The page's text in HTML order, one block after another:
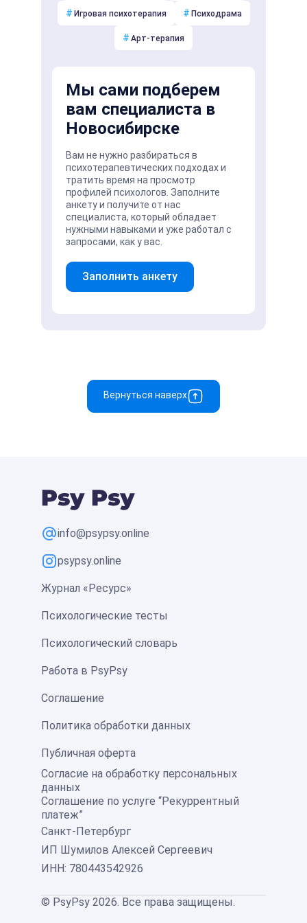
# Игровая психотерапия # Психодрама
# Арт-терапия
Мы сами подберем
вам специалиста в
Новосибирске
Вам не нужно разбираться в
психотерапевтических подходах и
тратить время на просмотр
профилей психологов. Заполните
анкету и получите от нас
специалиста, который обладает
нужными навыками и уже работал с
запросами, как у вас.
Заполнить анкету
Вернуться наверх
info@psypsy.online
psypsy.online
Журнал «Ресурс»
Психологические тесты
Психологический словарь
Работа в PsyPsy
Соглашение
Политика обработки данных
Публичная оферта
Согласие на обработку персональных
данных
Соглашение по услуге “Рекуррентный
платеж”
Санкт-Петербург
ИП Шумилов Алексей Сергеевич
ИНН: 780443542926
© PsyPsy 2026. Все права защищены.